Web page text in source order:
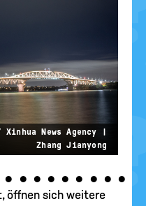
News Agency |
Zhang Jianyong
• ••••• •••
öffnen sich weitere